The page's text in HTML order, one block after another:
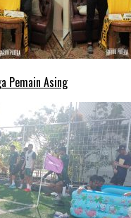
Pemain Asing